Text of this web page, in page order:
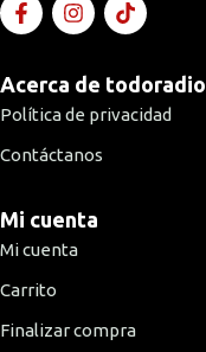
Acerca de todoradio
Política de privacidad
Contáctanos
Mi cuenta
Mi cuenta
Carrito
Finalizar compra